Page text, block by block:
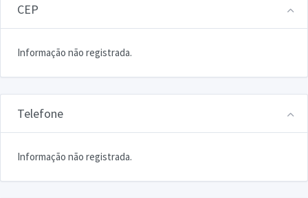
CEP
Informação não registrada.
Telefone
Informação não registrada.